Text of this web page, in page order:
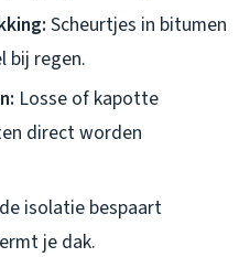
Scheurtjes in bitumen
bij regen.
Losse of kapotte
direct worden
isolatie bespaart
je dak.